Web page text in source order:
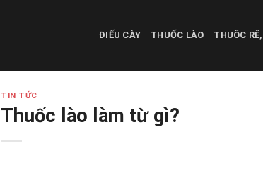
ĐIẾU CÀY THUỐC LÀO THUÔC
TIN TỨC
Thuốc lào làm từ gì?